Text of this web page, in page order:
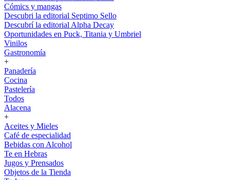
Cómics y mangas
Descubri la editorial Septimo Sello
Descubrí la editorial Alpha Decay
Oportunidades en Puck, Titania y Umbriel
Vinilos
Gastronomía
+
Panadería
Cocina
Pastelería
Todos
Alacena
+
Aceites y Mieles
Café de especialidad
Bebidas con Alcohol
Te en Hebras
Jugos y Prensados
Objetos de la Tienda